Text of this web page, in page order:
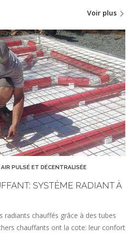
Voir plus
PULSÉ ET DÉCENTRALISÉE
SYSTÈME RADIANT À
radiants chauffés grâce à des tubes
chauffants ont la cote: leur confort